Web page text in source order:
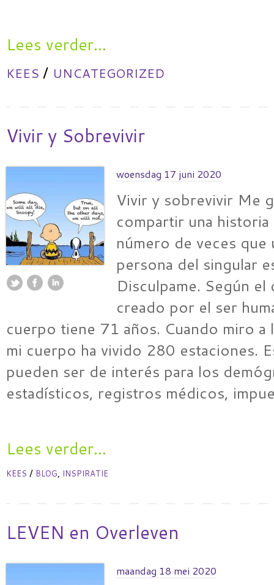
Lees verder...
KEES / UNCATEGORIZED
Vivir y Sobrevivir
woensdag 17 juni 2020
Vivir y sobrevivir Me
compartir una historia
número de veces que
persona del singular
Disculpame. Según
creado por el ser
cuerpo tiene 71 años. Cuando miro a
mi cuerpo ha vivido 280 estaciones.
pueden ser de interés para los
estadísticos, registros médicos,
Lees verder...
KEES / BLOG, INSPIRATIE
LEVEN en Overleven
maandag 18 mei 2020